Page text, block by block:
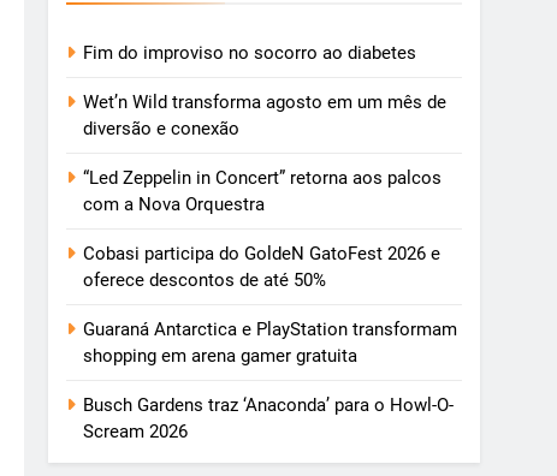
Fim do improviso no socorro ao diabetes
Wet’n Wild transforma agosto em um mês de
diversão e conexão
“Led Zeppelin in Concert” retorna aos palcos
com a Nova Orquestra
Cobasi participa do GoldeN GatoFest 2026 e
oferece descontos de até 50%
Guaraná Antarctica e PlayStation transformam
shopping em arena gamer gratuita
Busch Gardens traz ‘Anaconda’ para o Howl-O-
Scream 2026